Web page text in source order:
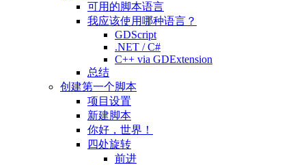
可用的脚本语言
我应该使用哪种语言？
GDScript
.NET / C#
C++ via GDExtension
总结
创建第一个脚本
项目设置
新建脚本
你好，世界！
四处旋转
前进